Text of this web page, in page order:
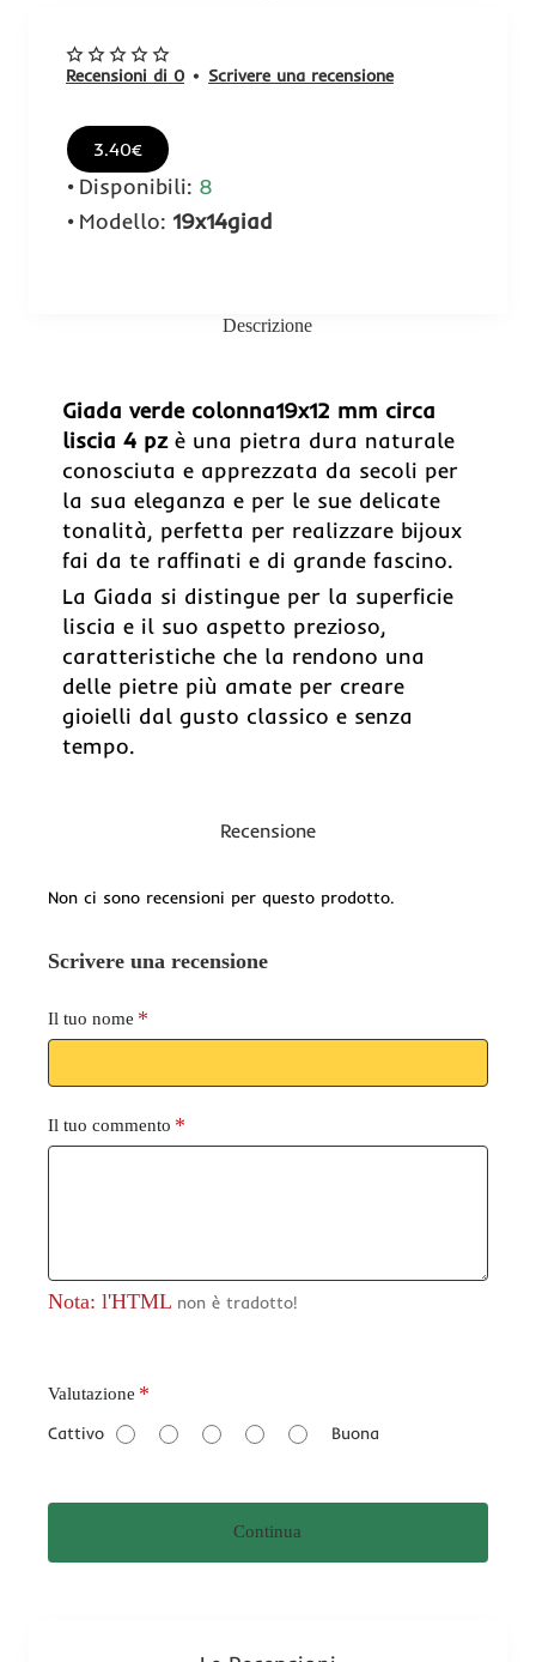
Recensioni di 0 • Scrivere una recensione
3.40€
Disponibili: 8
Modello: 19x14giad
Descrizione
Giada verde colonna19x12 mm circa
liscia 4 pzè una pietra dura naturale
conosciuta e apprezzata da secoli per
la sua eleganza e per le sue delicate
tonalità, perfetta per realizzare bijoux
fai da te raffinati e di grande fascino.
La Giada si distingue per la superficie
liscia e il suo aspetto prezioso,
caratteristiche che la rendono una
delle pietre più amate per creare
gioielli dal gusto classico e senza
tempo.
Recensione
Non ci sono recensioni per questo prodotto.
Scrivere una recensione
Il tuo nome
Il tuo commento
Nota: l'HTML non è tradotto!
V
l
t
z
Valutazione
Cattivo Buona
Continua